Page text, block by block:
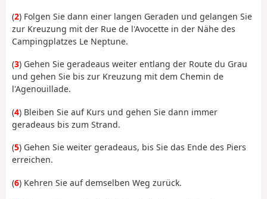
(2) Folgen Sie dann einer langen Geraden und gelangen Sie
zur Kreuzung mit der Rue de l'Avocette in der Nähe des
Campingplatzes Le Neptune.
(3) Gehen Sie geradeaus weiter entlang der Route du Grau
und gehen Sie bis zur Kreuzung mit dem Chemin de
l'Agenouillade.
(4) Bleiben Sie auf Kurs und gehen Sie dann immer
geradeaus bis zum Strand.
(5) Gehen Sie weiter geradeaus, bis Sie das Ende des Piers
erreichen.
(6) Kehren Sie auf demselben Weg zurück.